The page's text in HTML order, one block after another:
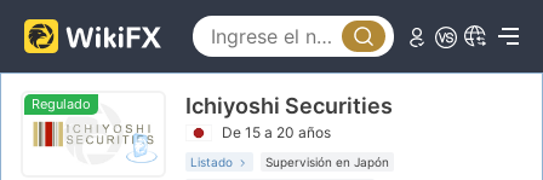
Regulado Ichiyoshi Securities
De 15 a 20 años
Listado
Supervisión en Japón
2
3
4
0
1
2
0
1